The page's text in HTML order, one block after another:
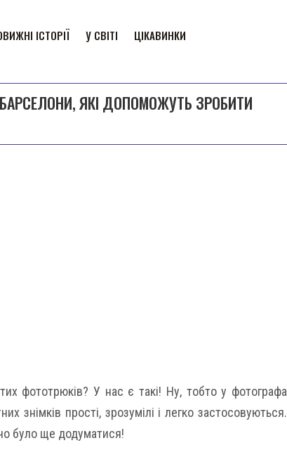
ІСТОРІЇ У СВІТІ ЦІКАВИНКИ
ЯКІ ДОПОМОЖУТЬ ЗРОБИТИ
фототрюків? У нас є такі! Ну, тобто у фотографа
знімків прості, зрозумілі і легко застосовуються.
було ще додуматися!